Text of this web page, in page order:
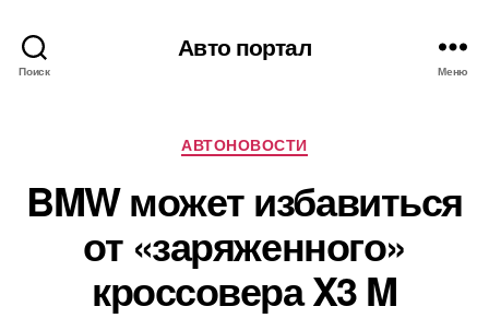
Поиск
Авто портал
Меню
Рубрики
АВТОНОВОСТИ
BMW может избавиться
от «заряженного»
кроссовера X3 M